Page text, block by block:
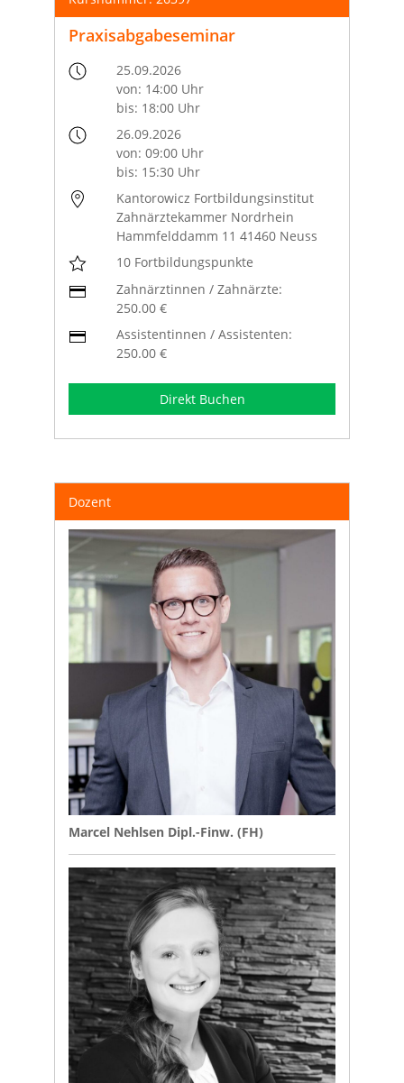
Praxisabgabeseminar
25.09.2026
von: 14:00 Uhr
bis: 18:00 Uhr
26.09.2026
von: 09:00 Uhr
bis: 15:30 Uhr
Kantorowicz Fortbildungsinstitut
Zahnärztekammer Nordrhein
Hammfelddamm 11 41460 Neuss
10 Fortbildungspunkte
Zahnärztinnen / Zahnärzte:
250.00 €
Assistentinnen / Assistenten:
250.00 €
Direkt Buchen
Dozent
Marcel Nehlsen Dipl.-Finw. (FH)